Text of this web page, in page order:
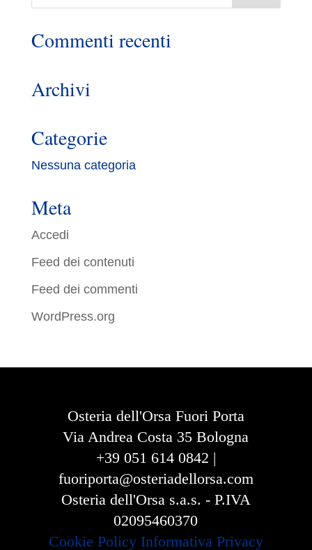
Commenti recenti
Archivi
Categorie
Nessuna categoria
Meta
Accedi
Feed dei contenuti
Feed dei commenti
WordPress.org
Osteria dell'Orsa Fuori Porta
Via Andrea Costa 35 Bologna
+39 051 614 0842 |
fuoriporta@osteriadellorsa.com
Osteria dell'Orsa s.a.s. - P.IVA
02095460370
Cookie Policy Informativa Privacy